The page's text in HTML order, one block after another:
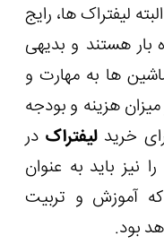
لیفتراک ها، رایج
بار هستند و بدیهی
ها به مهارت و
هزینه و بودجه
خریدلیفتراک در
نیز باید به عنوان
آموزش و تربیت
بود.